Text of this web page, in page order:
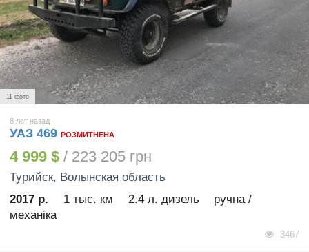
11 фото
8 лет назад
УАЗ 469 РОЗМИТНЕНА
4 999 $ / 223 205 грн
Турийск, Волынская область
2017 р.
1 тыс. км 2.4 л. дизель
ручна /
механіка
3467